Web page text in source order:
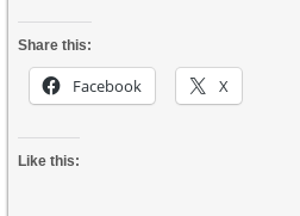
Share this:
Facebook X
Like this: